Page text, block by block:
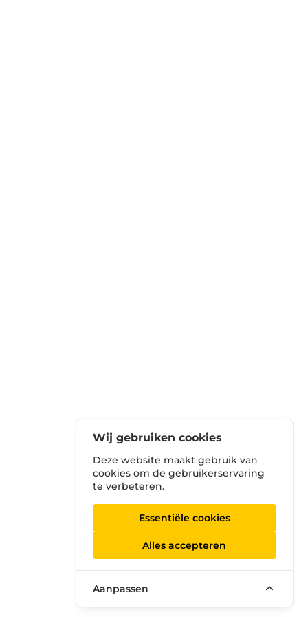
Wij gebruiken cookies
Deze website maakt gebruik van
cookies om de gebruikerservaring
te verbeteren.
Essentiële cookies
Alles accepteren
Aanpassen